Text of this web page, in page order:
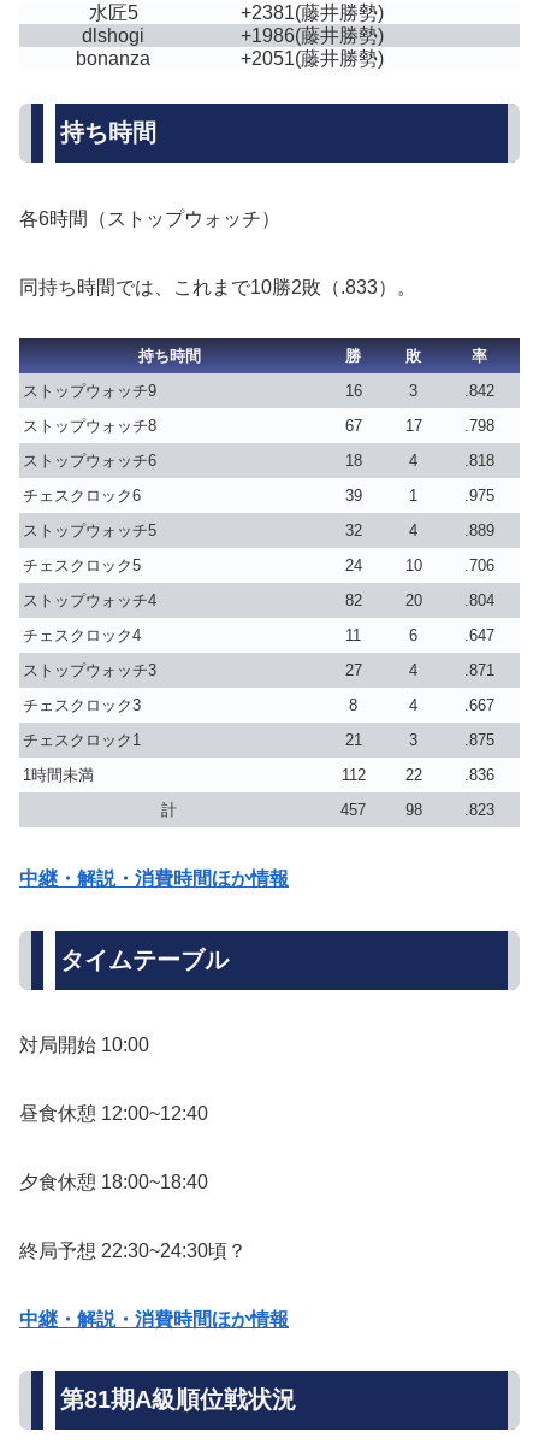
水匠5 +2381(藤井勝勢)
dlshogi
+1986(藤井勝勢)
bonanza
+2051(藤井勝勢)
持ち時間
各6時間（ストップウォッチ）
同持ち時間では、これまで10勝2敗（.833）。
持ち時間 勝 敗
率
ストップウォッチ9
16 3
.842
ストップウォッチ8
67 17
.798
ストップウォッチ6
18 4
.818
チェスクロック6
39 1
.975
ストップウォッチ5
32 4
.889
チェスクロック5
24 10
.706
ストップウォッチ4
82 20
.804
チェスクロック4
11 6
.647
ストップウォッチ3
27 4
.871
チェスクロック3
8 4
.667
チェスクロック1
21 3
.875
1時間未満
112 22
.836
計
457 98 .823
中継・解説・消費時間ほか情報
タイムテーブル
対局開始 10:00
昼食休憩 12:00~12:40
夕食休憩 18:00~18:40
終局予想 22:30~24:30頃？
中継・解説・消費時間ほか情報
第81期A級順位戦状況